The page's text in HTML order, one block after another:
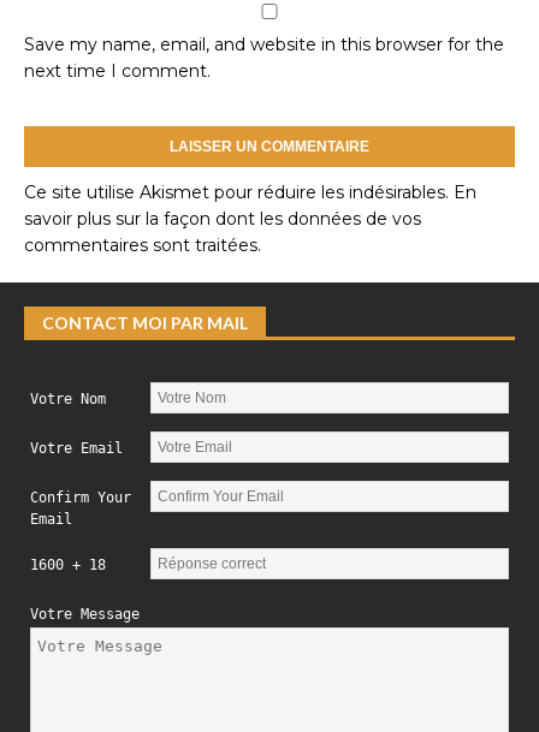
Save my name, email, and website in this browser for the
next time I comment.
Ce site utilise Akismet pour réduire les indésirables. En
savoir plus sur la façon dont les données de vos
commentaires sont traitées.
CONTACT MOI PAR MAIL
Votre Nom
Votre Email
Confirm Your
Email
1600 + 18
Votre Message